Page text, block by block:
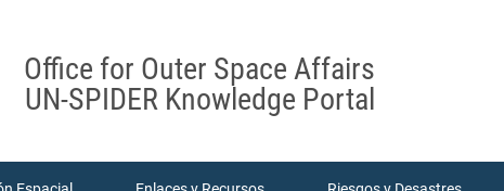
Office for Outer Space Affairs
UN-SPIDER Knowledge Portal